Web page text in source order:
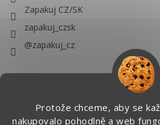
Protože chceme, aby se
nakupovalo pohodlně a web
Zapakuj CZ/SK
zapakuj_czsk
@zapakuj_cz